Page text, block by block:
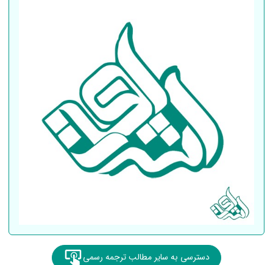
دسترسی به سایر مطالب ترجمه رسمی